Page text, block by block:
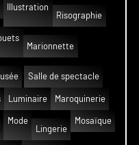
Illustration
Risographie
Marionnette
Salle de spectacle
Luminaire Maroquinerie
Mode
Lingerie
Mosaïque